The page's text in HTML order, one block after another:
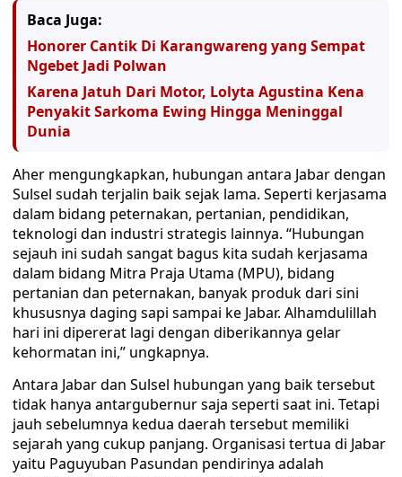
Baca Juga:
Honorer Cantik Di Karangwareng yang Sempat
Ngebet Jadi Polwan
Karena Jatuh Dari Motor, Lolyta Agustina Kena
Penyakit Sarkoma Ewing Hingga Meninggal
Dunia
Aher mengungkapkan, hubungan antara Jabar dengan
Sulsel sudah terjalin baik sejak lama. Seperti kerjasama
dalam bidang peternakan, pertanian, pendidikan,
teknologi dan industri strategis lainnya. “Hubungan
sejauh ini sudah sangat bagus kita sudah kerjasama
dalam bidang Mitra Praja Utama (MPU), bidang
pertanian dan peternakan, banyak produk dari sini
khususnya daging sapi sampai ke Jabar. Alhamdulillah
hari ini dipererat lagi dengan diberikannya gelar
kehormatan ini,” ungkapnya.
Antara Jabar dan Sulsel hubungan yang baik tersebut
tidak hanya antargubernur saja seperti saat ini. Tetapi
jauh sebelumnya kedua daerah tersebut memiliki
sejarah yang cukup panjang. Organisasi tertua di Jabar
yaitu Paguyuban Pasundan pendirinya adalah